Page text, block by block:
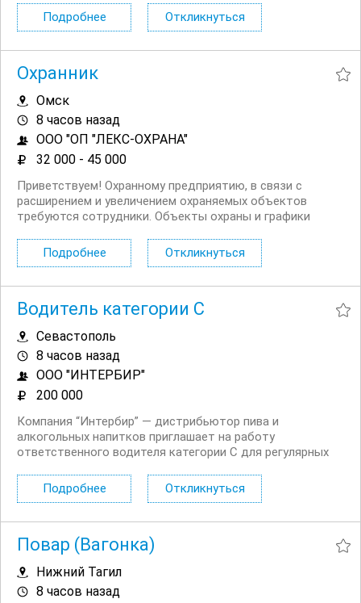
декларирование (ЭД2). Своевременное и качественное
составление ДТ, ДТС, КДТ с соблюдением требований...
Подробнее Откликнуться
Охранник
Омск
8 часов назад
ООО "ОП "ЛЕКС-ОХРАНА"
32 000 - 45 000
Приветствуем! Охранному предприятию, в связи с
расширением и увеличением охраняемых объектов
требуются сотрудники. Объекты охраны и графики
Графики несения дежурств различные 1/2; 1/3, 2/2; 5/2
Заработная плата 2 раза в месяц Обязанности: Охрана...
Подробнее Откликнуться
Водитель категории C
Севастополь
8 часов назад
ООО "ИНТЕРБИР"
200 000
Компания “Интербир” — дистрибьютор пива и
алкогольных напитков приглашает на работу
ответственного водителя категории С для регулярных
Водительские права категории C; Опыт работы по
категории C от 2 лет; ...
Подробнее Откликнуться
Повар (Вагонка)
Нижний Тагил
8 часов назад